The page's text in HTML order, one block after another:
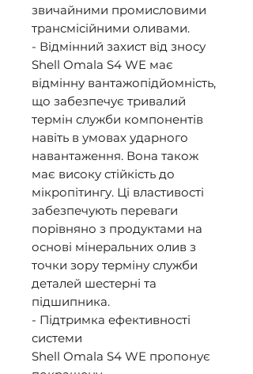
звичайними промисловими
трансмісійними оливами.
- Відмінний захист від зносу
Shell Omala S4 WE має
відмінну вантажопідйомність,
що забезпечує тривалий
термін служби компонентів
навіть в умовах ударного
навантаження. Вона також
має високу стійкість до
мікропітингу. Ці властивості
забезпечують переваги
порівняно з продуктами на
основі мінеральних олив з
точки зору терміну служби
деталей шестерні та
підшипника.
- Підтримка ефективності
системи
Shell Omala S4 WE пропонує